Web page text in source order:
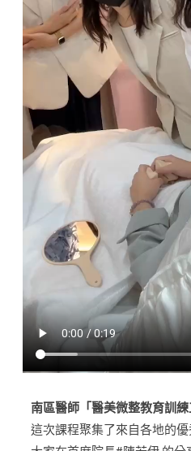
南區醫師「醫美微整教育訓練
這次課程聚集了來自各地的優